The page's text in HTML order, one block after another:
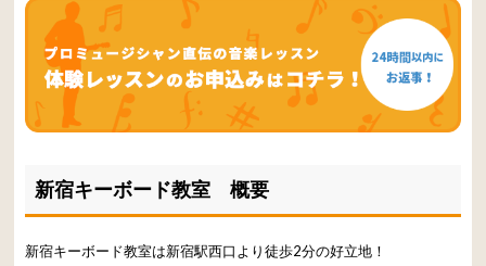
新宿キーボード教室 概要
新宿キーボード教室は新宿駅西口より徒歩2分の好立地！